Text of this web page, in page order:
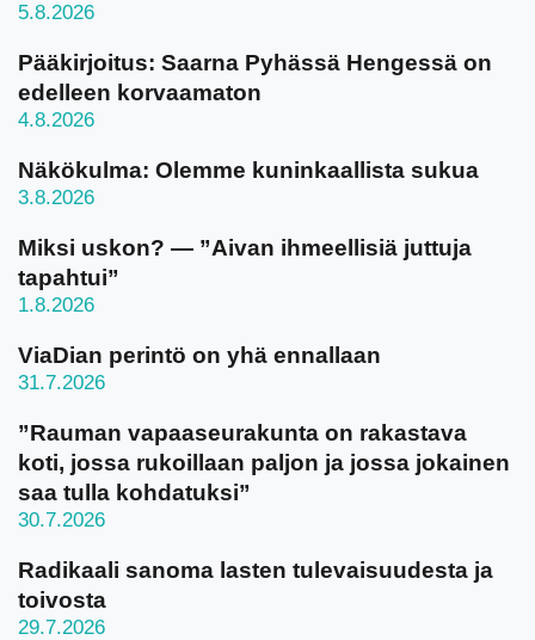
5.8.2026
Pääkirjoitus: Saarna Pyhässä Hengessä on
edelleen korvaamaton
4.8.2026
Näkökulma: Olemme kuninkaallista sukua
3.8.2026
Miksi uskon? — ”Aivan ihmeellisiä juttuja
tapahtui”
1.8.2026
ViaDian perintö on yhä ennallaan
31.7.2026
”Rauman vapaaseurakunta on rakastava
koti, jossa rukoillaan paljon ja jossa jokainen
saa tulla kohdatuksi”
30.7.2026
Radikaali sanoma lasten tulevaisuudesta ja
toivosta
29.7.2026